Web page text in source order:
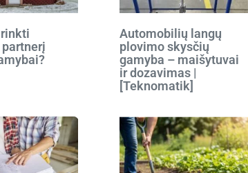
Automobilių langų
plovimo skysčių
gamyba – maišytuvai
ir dozavimas |
[Teknomatik]